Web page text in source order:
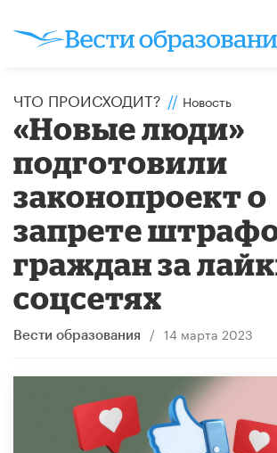
ЧТО ПРОИСХОДИТ? // Новость
«Новые люди»
подготовили
законопроект о
запрете
граждан за
соцсетях
Вести образования / 14 марта 2023